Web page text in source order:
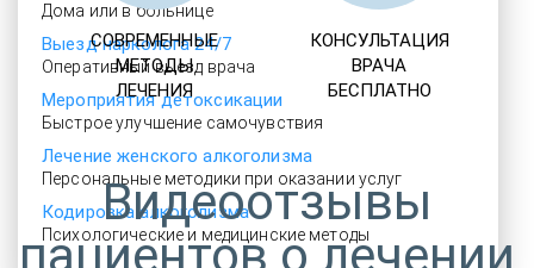
Дома или в больнице
Выезд нарколога 24/7
Оперативный выезд врача
Мероприятия детоксикации
Быстрое улучшение самочувствия
Лечение женского алкоголизма
Персональные методики при оказании услуг
Кодировка алкоголизма
Психологические и медицинские методы
СОВРЕМЕННЫЕ
МЕТОДЫ
ЛЕЧЕНИЯ
КОНСУЛЬТАЦИЯ
ВРАЧА
БЕСПЛАТНО
Видеоотзывы
пациентов о лечении